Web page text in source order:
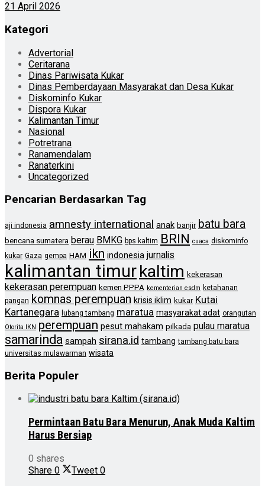
21 April 2026
Kategori
Advertorial
Ceritarana
Dinas Pariwisata Kukar
Dinas Pemberdayaan Masyarakat dan Desa Kukar
Diskominfo Kukar
Dispora Kukar
Kalimantan Timur
Nasional
Potretrana
Ranamendalam
Ranaterkini
Uncategorized
Pencarian Berdasarkan Tag
aji indonesia amnesty international anak banjir batu bara
bencana sumatera berau BMKG bps kaltim BRIN cuaca diskominfo
kukar Gaza gempa HAM ikn indonesia jurnalis
kalimantan timurkaltim kekerasan
kekerasan perempuan kemen PPPA kementerian esdm ketahanan
pangan komnas perempuan krisis iklim kukar Kutai
Kartanegara lubang tambang maratua masyarakat adat orangutan
Otorita IKN perempuan pesut mahakam pilkada pulau maratua
samarinda sampah sirana.id tambang tambang batu bara
universitas mulawarman wisata
Berita Populer
Permintaan Batu Bara Menurun, Anak Muda Kaltim
Harus Bersiap
0 shares
Share 0 Tweet 0